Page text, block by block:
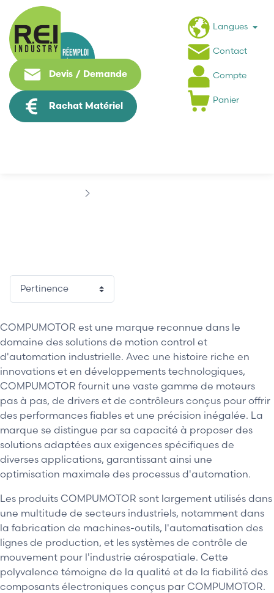
Devis / Demande
Rachat Matériel
Langues
Contact
Compte
Panier
COMPUMOTOR est une marque reconnue dans le
domaine des solutions de motion control et
d'automation industrielle. Avec une histoire riche en
innovations et en développements technologiques,
COMPUMOTOR fournit une vaste gamme de moteurs
pas à pas, de drivers et de contrôleurs conçus pour offrir
des performances fiables et une précision inégalée. La
marque se distingue par sa capacité à proposer des
solutions adaptées aux exigences spécifiques de
diverses applications, garantissant ainsi une
optimisation maximale des processus d'automation.
Les produits COMPUMOTOR sont largement utilisés dans
une multitude de secteurs industriels, notamment dans
la fabrication de machines-outils, l'automatisation des
lignes de production, et les systèmes de contrôle de
mouvement pour l'industrie aérospatiale. Cette
polyvalence témoigne de la qualité et de la fiabilité des
composants électroniques conçus par COMPUMOTOR.